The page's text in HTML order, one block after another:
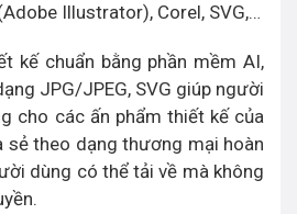
Illustrator), Corel, SVG,…
kế chuẩn bằng phần mềm AI,
JPG/JPEG, SVG giúp người
cho các ấn phẩm thiết kế của
sẻ theo dạng thương mại hoàn
dùng có thể tải về mà không